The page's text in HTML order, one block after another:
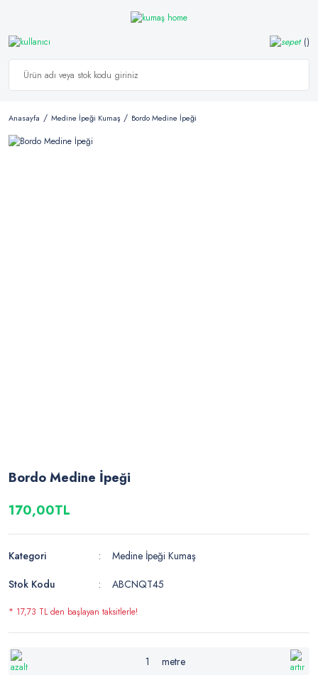
Anasayfa Medine İpeği Kumaş Bordo Medine İpeği
Bordo Medine İpeği
170,00TL
Kategori
Medine İpeği Kumaş
Stok Kodu
ABCNQT45
* 17,73 TL den başlayan taksitlerle!
metre